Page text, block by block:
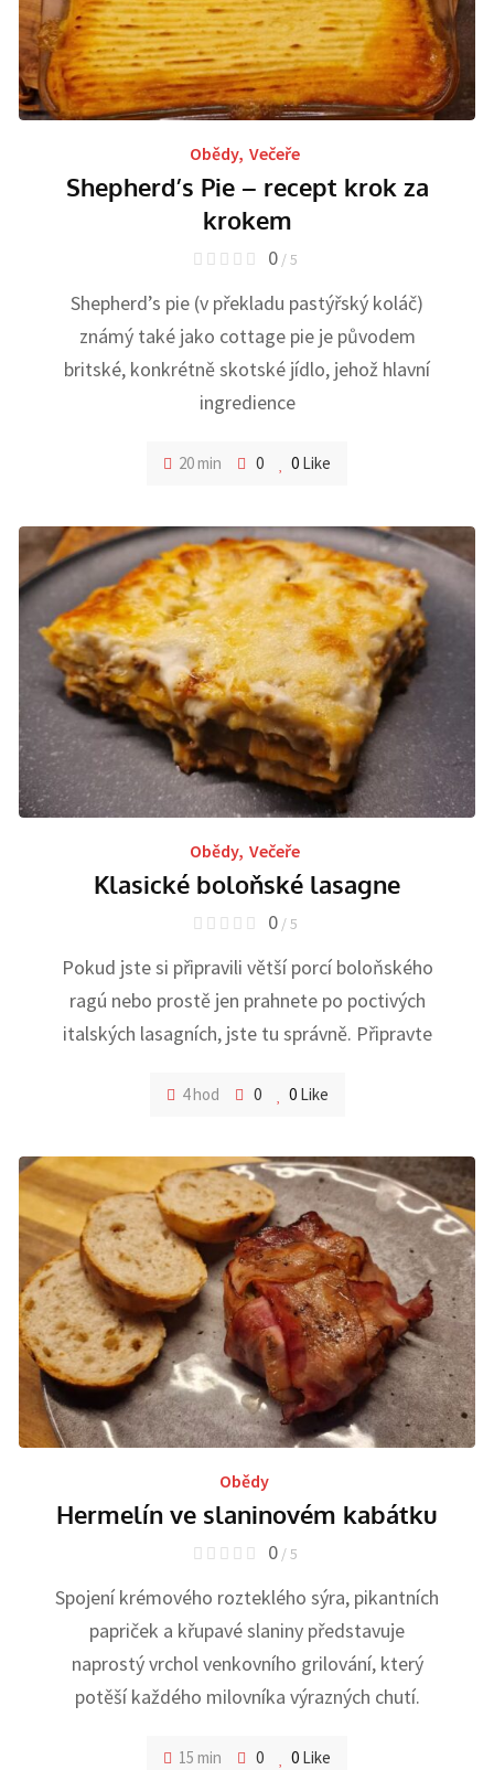
Obědy, Večeře
Shepherd’s Pie – recept krok za
krokem
0 / 5
Shepherd’s pie (v překladu pastýřský koláč)
známý také jako cottage pie je původem
britské, konkrétně skotské jídlo, jehož hlavní
ingredience
20 min 0 0 Like
Obědy, Večeře
Klasické boloňské lasagne
0 / 5
Pokud jste si připravili větší porcí boloňského
ragú nebo prostě jen prahnete po poctivých
italských lasagních, jste tu správně. Připravte
4 hod 0 0Like
Obědy
Hermelín ve slaninovém kabátku
0 / 5
Spojení krémového rozteklého sýra, pikantních
papriček a křupavé slaniny představuje
naprostý vrchol venkovního grilování, který
potěší každého milovníka výrazných chutí.
15 min 0 0 Like